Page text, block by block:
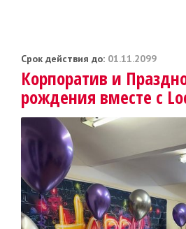
Срок действия до: 01.11.2099
Корпоратив и
рождения вместе с